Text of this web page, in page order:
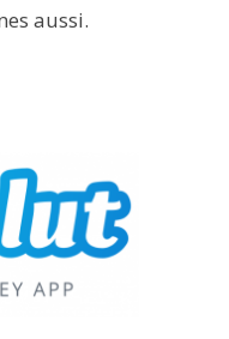
aussi.